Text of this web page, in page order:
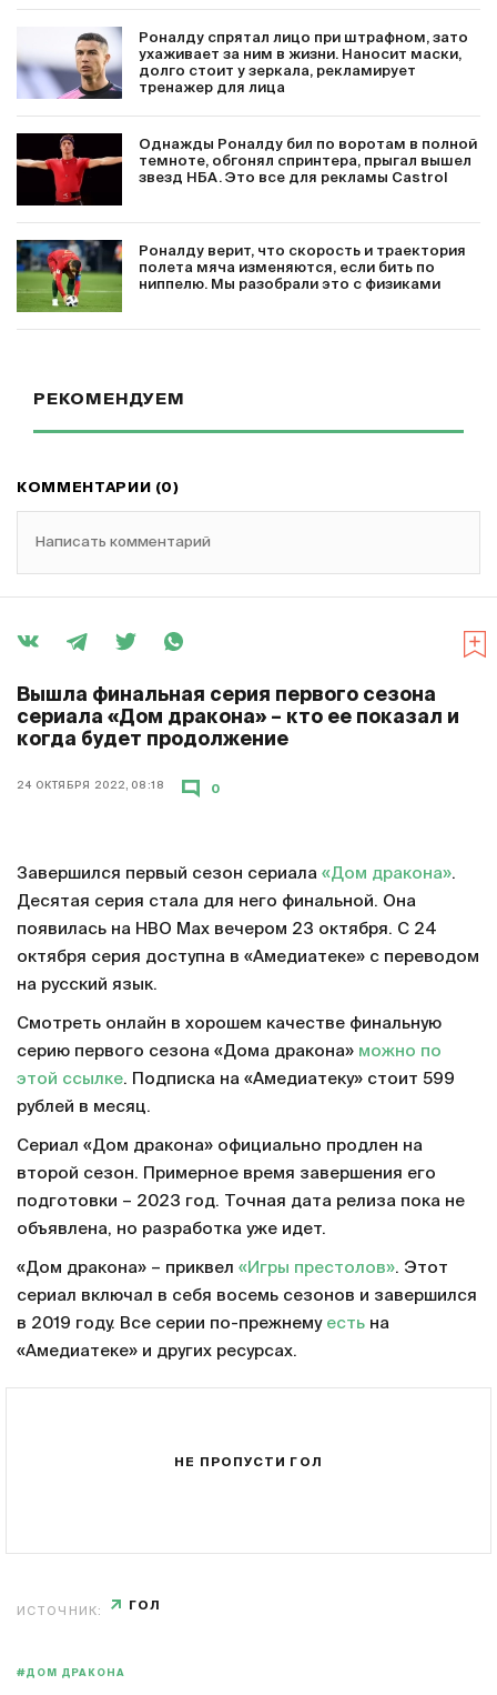
Роналду спрятал лицо при штрафном, зато
ухаживает за ним в жизни. Наносит маски,
долго стоит у зеркала, рекламирует
тренажер для лица
Однажды Роналду бил по воротам в полной
темноте, обгонял спринтера, прыгал вышел
звезд НБА. Это все для рекламы Castrol
Роналду верит, что скорость и траектория
полета мяча изменяются, если бить по
ниппелю. Мы разобрали это с физиками
РЕКОМЕНДУЕМ
КОММЕНТАРИИ (0)
Написать комментарий
Вышла финальная серия первого сезона
сериала «Дом дракона» – кто ее показал и
когда будет продолжение
24 ОКТЯБРЯ 2022, 08:18 0
Завершился первый сезон сериала «Дом дракона».
Десятая серия стала для него финальной. Она
появилась на HBO Max вечером 23 октября. С 24
октября серия доступна в «Амедиатеке» с переводом
на русский язык.
Смотреть онлайн в хорошем качестве финальную
серию первого сезона «Дома дракона» можно по
этой ссылке. Подписка на «Амедиатеку» стоит 599
рублей в месяц.
Сериал «Дом дракона» официально продлен на
второй сезон. Примерное время завершения его
подготовки – 2023 год. Точная дата релиза пока не
объявлена, но разработка уже идет.
«Дом дракона» – приквел «Игры престолов». Этот
сериал включал в себя восемь сезонов и завершился
в 2019 году. Все серии по-прежнему есть на
«Амедиатеке» и других ресурсах.
НЕ ПРОПУСТИ ГОЛ
ИСТОЧНИК: ГОЛ
#ДОМ ДРАКОНА